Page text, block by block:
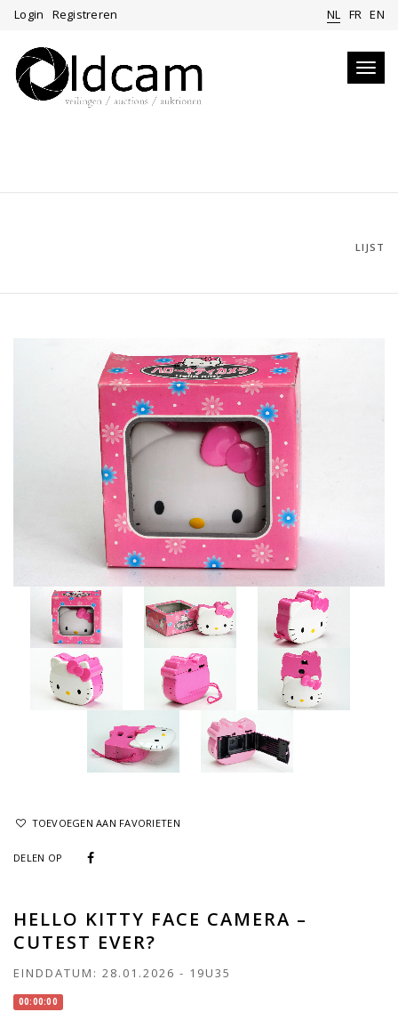
Login Registreren NL FR EN
LIJST
TOEVOEGEN AAN FAVORIETEN
DELEN OP
HELLO KITTY FACE CAMERA –
CUTEST EVER?
EINDDATUM: 28.01.2026 - 19U35
00:00:00